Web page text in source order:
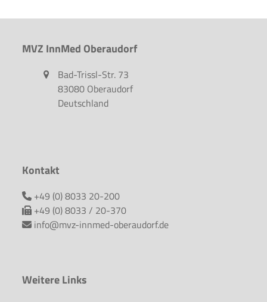
MVZ InnMed Oberaudorf
Bad-Trissl-Str. 73
83080 Oberaudorf
Deutschland
Kontakt
+49 (0) 8033 20-200
+49 (0) 8033 / 20-370
info@mvz-innmed-oberaudorf.de
Weitere Links